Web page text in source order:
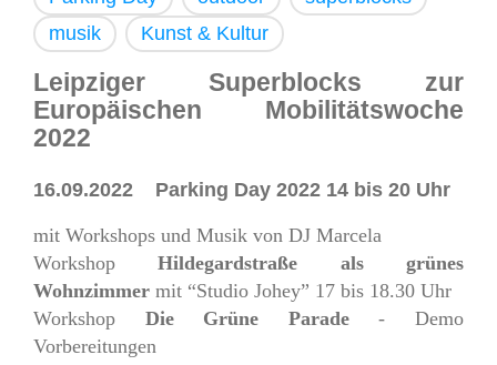
musik
Kunst & Kultur
Leipziger Superblocks zur
Europäischen Mobilitätswoche
2022
16.09.2022 Parking Day 2022 14 bis 20 Uhr
mit Workshops und Musik von DJ Marcela
WorkshopHildegardstraße als grünes
Wohnzimmer mit “Studio Johey” 17 bis 18.30 Uhr
Workshop Die Grüne Parade- Demo
Vorbereitungen